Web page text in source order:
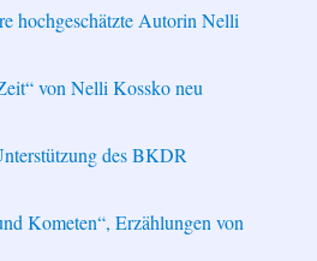
hochgeschätzte Autorin Nelli
von Nelli Kossko neu
des BKDR
Kometen“, Erzählungen von